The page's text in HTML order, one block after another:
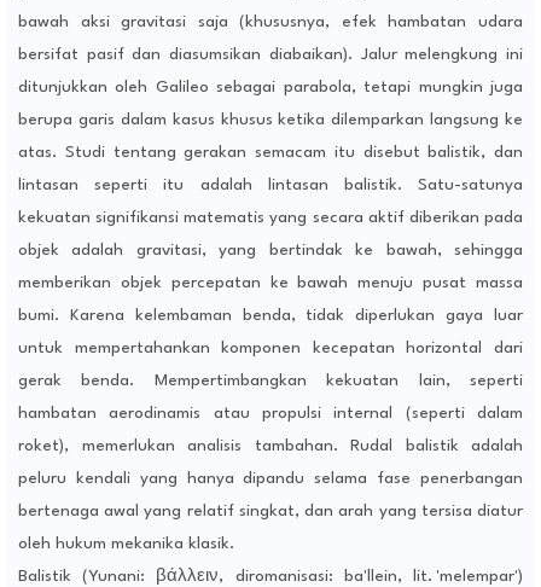
bawah aksi gravitasi saja (khususnya, efek hambatan udara
bersifat pasif dan diasumsikan diabaikan). Jalur melengkung ini
ditunjukkan oleh Galileo sebagai parabola, tetapi mungkin juga
berupa garis dalam kasus khusus ketika dilemparkan langsung ke
atas. Studi tentang gerakan semacam itu disebut balistik, dan
lintasan seperti itu adalah lintasan balistik. Satu-satunya
kekuatan signifikansi matematis yang secara aktif diberikan pada
objek adalah gravitasi, yang bertindak ke bawah, sehingga
memberikan objek percepatan ke bawah menuju pusat massa
bumi. Karena kelembaman benda, tidak diperlukan gaya luar
untuk mempertahankan komponen kecepatan horizontal dari
gerak benda. Mempertimbangkan kekuatan lain, seperti
hambatan aerodinamis atau propulsi internal (seperti dalam
roket), memerlukan analisis tambahan. Rudal balistik adalah
peluru kendali yang hanya dipandu selama fase penerbangan
bertenaga awal yang relatif singkat, dan arah yang tersisa diatur
oleh hukum mekanika klasik.
Balistik (Yunani: βάλλειν, diromanisasi: ba'llein, lit. 'melempar')